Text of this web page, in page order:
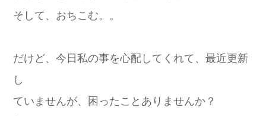
そして、おちこむ。。
だけど、今日私の事を心配してくれて、最近更新
し
ていませんが、困ったことありませんか？